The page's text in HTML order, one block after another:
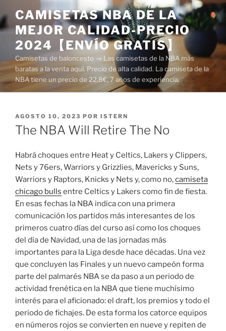
al
contenido
CAMISETAS NBA DE LA
MEJOR CALIDAD-PRECIO
2024【ENVÍO GRATIS】
Camisetas de baloncesto → Las camisetas de la NBA más
baratas a la venta aquí. Precio de alta calidad. La camiseta de la
NBA tiene un precio de 22,8€, 7 años de experiencia.
PUBLICADO
EL
AGOSTO 10, 2023 POR ISTERN
The NBA Will Retire The No
Habrá choques entre Heat y Celtics, Lakers y Clippers,
Nets y 76ers, Warriors y Grizzlies, Mavericks y Suns,
Warriors y Raptors, Knicks y Nets y, como no,camiseta
chicago bulls entre Celtics y Lakers como fin de fiesta.
En esas fechas la NBA indica con una primera
comunicación los partidos más interesantes de los
primeros cuatro días del curso así como los choques
del día de Navidad, una de las jornadas más
importantes para la Liga desde hace décadas. Una vez
que concluyen las Finales y un nuevo campeón forma
parte del palmarés NBA se da paso a un periodo de
actividad frenética en la NBA que tiene muchísimo
interés para el aficionado: el draft, los premios y todo el
periodo de fichajes. De esta forma los catorce equipos
en números rojos se convierten en nueve y repiten de